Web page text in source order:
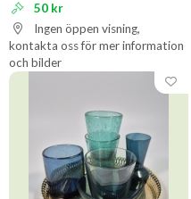
50 kr
Ingen öppen visning,
kontakta oss för mer information
och bilder